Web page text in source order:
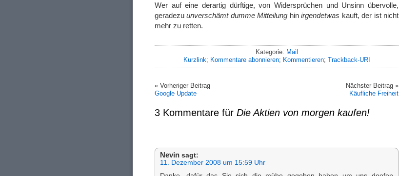
Wer auf eine derartig dürftige, von Widersprüchen und Unsinn übervolle,
geradezuunverschämt dumme Mitteilung hinirgendetwas kauft, der ist nicht
mehr zu retten.
Kategorie: Mail
Kurzlink; Kommentare abonnieren; Kommentieren; Trackback-URI
« Vorheriger Beitrag
Google Update
Nächster Beitrag »
Käufliche Freiheit
3 Kommentare für Die Aktien von morgen kaufen!
Nevin sagt:
11. Dezember 2008 um 15:59 Uhr